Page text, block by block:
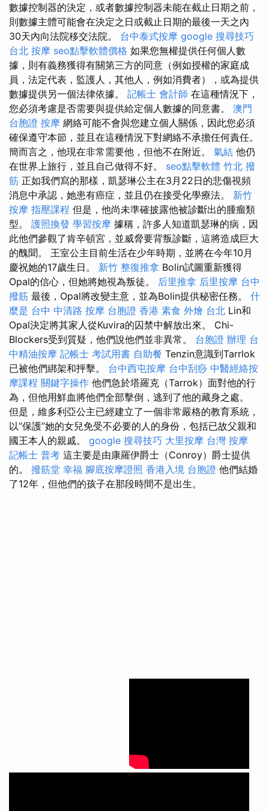
數據控制器的決定，或者數據控制器未能在截止日期之前，
則數據主體可能會在決定之日或截止日期的最後一天之內
30天內向法院移交法院。 台中泰式按摩 google 搜尋技巧
台北 按摩 seo點擊軟體價格 如果您無權提供任何個人數
據，則有義務獲得有關第三方的同意（例如授權的家庭成
員，法定代表，監護人，其他人，例如消費者），或為提供
數據提供另一個法律依據。 記帳士 會計師 在這種情況下，
您必須考慮是否需要與提供給定個人數據的同意書。 澳門
台胞證 按摩 網絡可能不會與您建立個人關係，因此您必須
確保遵守本節，並且在這種情況下對網絡不承擔任何責任。
簡而言之，他現在非常需要他，但他不在附近。 氣結 他仍
在世界上旅行，並且自己做得不好。 seo點擊軟體 竹北 撥
筋 正如我們寫的那樣，凱瑟琳公主在3月22日的悲傷視頻
消息中承認，她患有癌症，並且仍在接受化學療法。 新竹
按摩 指壓課程 但是，他尚未準確披露他被診斷出的腫瘤類
型。 護照換發 學習按摩 據稱，許多人知道凱瑟琳的病，因
此他們參觀了肯辛頓宮，並威脅要背叛診斷，這將造成巨大
的醜聞。 王室公主目前生活在少年時期，並將在今年10月
慶祝她的17歲生日。 新竹 整復推拿 Bolin試圖重新獲得
Opal的信心，但她將她視為叛徒。 后里推拿 后里按摩 台中
撥筋 最後，Opal將改變主意，並為Bolin提供秘密任務。 什
麼是 台中 中清路 按摩 台胞證 香港 素食 外燴 台北 Lin和
Opal決定將其家人從Kuvira的囚禁中解放出來。 Chi-
Blockers受到質疑，他們說他們並非異常。 台胞證 辦理 台
中精油按摩 記帳士 考試用書 自助餐 Tenzin意識到Tarrlok
已被他們綁架和抨擊。 台中西屯按摩 台中刮痧 中醫經絡按
摩課程 關鍵字操作 他們急於塔羅克（Tarrok）面對他的行
為，但他用鮮血將他們全部擊倒，逃到了他的藏身之處。
但是，維多利亞公主已經建立了一個非常嚴格的教育系統，
以“保護”她的女兒免受不必要的人的身份，包括已故父親和
國王本人的親戚。 google 搜尋技巧 大里按摩 台灣 按摩
記帳士 普考 這主要是由康羅伊爵士（Conroy）爵士提供
的。 撥筋堂 幸福 腳底按摩證照 香港入境 台胞證 他們結婚
了12年，但他們的孩子在那段時間不是出生。